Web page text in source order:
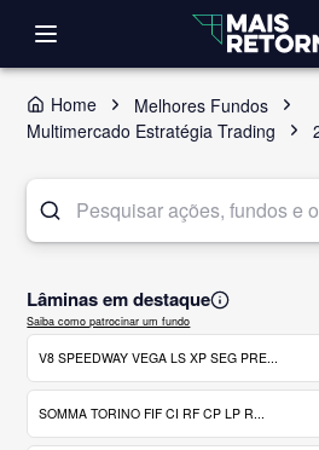
Home
Melhores Fundos
Multimercado Estratégia Trading
Lâminas em destaque
Saiba como patrocinar um fundo
V8 SPEEDWAY VEGA LS XP SEG PRE...
SOMMA TORINO FIF CI RF CP LP R...